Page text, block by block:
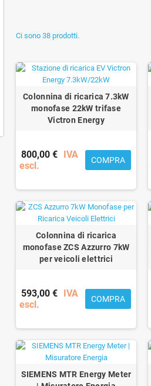
Ci sono 38 prodotti.
Colonnina di ricarica 7.3kW
monofase 22kW trifase
Victron Energy
800,00 € IVA
escl.
COMPRA
Colonnina di ricarica
monofase ZCS Azzurro 7kW
per veicoli elettrici
593,00 € IVA
escl.
COMPRA
SIEMENS MTR Energy Meter